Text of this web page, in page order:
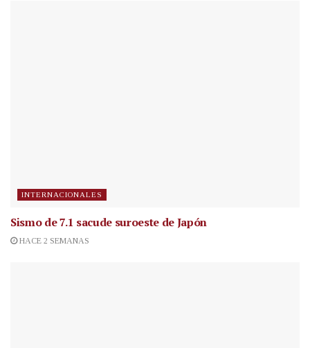
INTERNACIONALES
Sismo de 7.1 sacude suroeste de Japón
HACE 2 SEMANAS